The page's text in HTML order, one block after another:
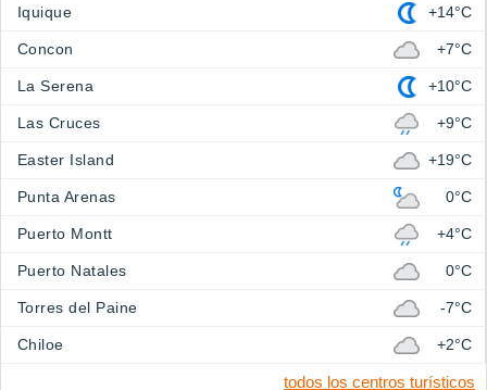
Iquique +14°C
Concon +7°C
La Serena +10°C
Las Cruces +9°C
Easter Island +19°C
Punta Arenas 0°C
Puerto Montt +4°C
Puerto Natales 0°C
Torres del Paine -7°C
Chiloe +2°C
todos los centros turísticos